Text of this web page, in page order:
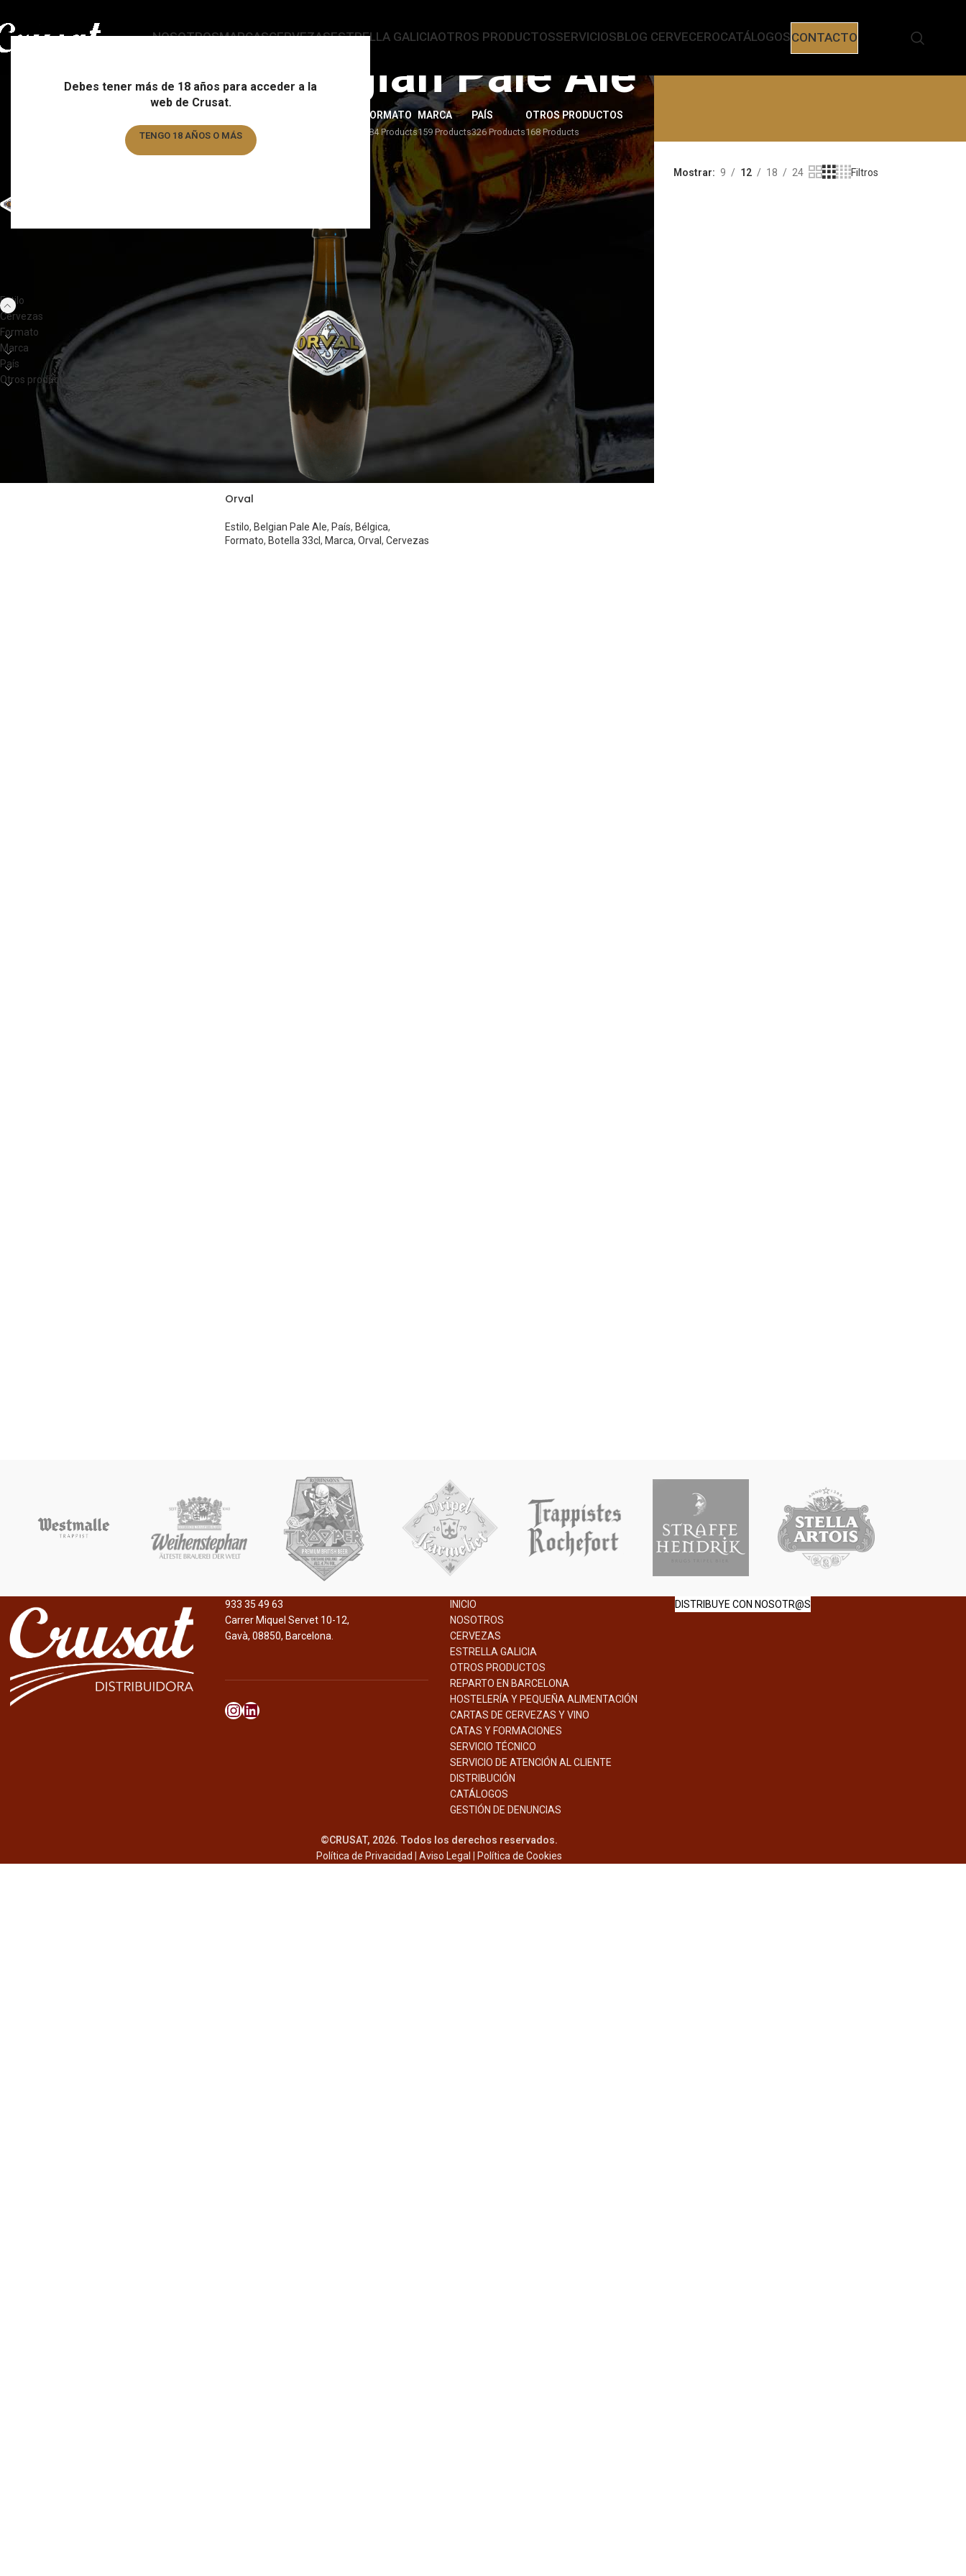
Debes tener más de 18 años para acceder a la
web de Crusat.
TENGO 18 AÑOS O MÁS
NOSOTROSMARCASCERVEZASESTRELLA GALICIAOTROS PRODUCTOSSERVICIOSBLOG CERVECEROCATÁLOGOSCONTACTO
Belgian Pale Ale
178 Products
FORMATO
284 Products
MARCA
159 Products
PAÍS
326 Products
OTROS PRODUCTOS
168 Products
Estilo
Cervezas
Formato
Marca
País
Otros productos
Mostrar 9 12 18 24 Filtros
Orval
Estilo, Belgian Pale Ale, País, Bélgica,
Formato, Botella 33cl, Marca, Orval, Cervezas
933 35 49 63
Carrer Miquel Servet 10-12,
Gavà, 08850, Barcelona.
INICIO
NOSOTROS
CERVEZAS
ESTRELLA GALICIA
OTROS PRODUCTOS
REPARTO EN BARCELONA
HOSTELERÍA Y PEQUEÑA ALIMENTACIÓN
CARTAS DE CERVEZAS Y VINO
CATAS Y FORMACIONES
SERVICIO TÉCNICO
SERVICIO DE ATENCIÓN AL CLIENTE
DISTRIBUCIÓN
CATÁLOGOS
GESTIÓN DE DENUNCIAS
DISTRIBUYE CON NOSOTR@S
©CRUSAT, 2026. Todos los derechos reservados.
Política de Privacidad | Aviso Legal | Política de Cookies